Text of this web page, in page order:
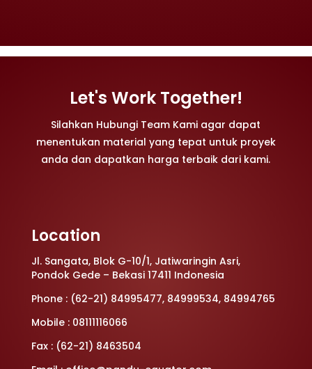
Let's Work Together!
Silahkan Hubungi Team Kami agar dapat
menentukan material yang tepat untuk proyek
anda dan dapatkan harga terbaik dari kami.
Location
Jl. Sangata, Blok G-10/1, Jatiwaringin Asri,
Pondok Gede – Bekasi 17411 Indonesia
Phone : (62-21) 84995477, 84999534, 84994765
Mobile : 08111116066
Fax : (62-21) 8463504